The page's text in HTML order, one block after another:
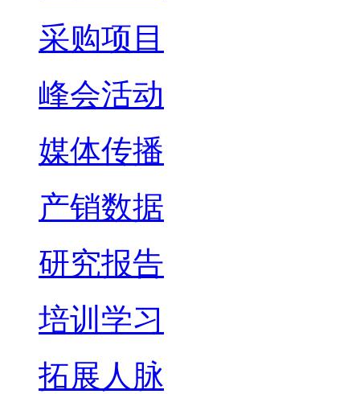
采购项目
峰会活动
媒体传播
产销数据
研究报告
培训学习
拓展人脉